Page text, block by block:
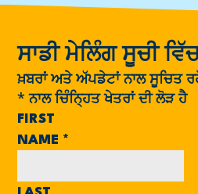
ਸਾਡੀ ਮੇਲਿੰਗ ਸੂਚੀ
ਖ਼ਬਰਾਂ ਅਤੇ ਅੱਪਡੇਟਾਂ ਨਾਲ ਸੂਚਿਤ
* ਨਾਲ ਚਿੰਨ੍ਹਿਤ ਖੇਤਰਾਂ ਦੀ ਲੋੜ ਹੈ
FIRST
NAME *